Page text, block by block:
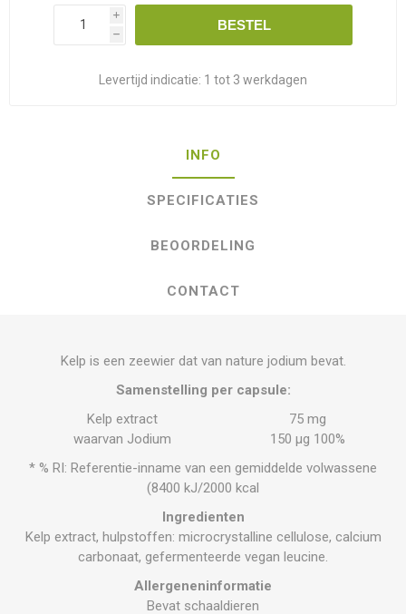
i
h
BESTEL
Levertijd indicatie: 1 tot 3 werkdagen
INFO
SPECIFICATIES
BEOORDELING
CONTACT
Kelp is een zeewier dat van nature jodium bevat.
Samenstelling per capsule:
Kelp extract
75 mg
waarvan Jodium
150 μg 100%
* % RI: Referentie-inname van een gemiddelde volwassene
(8400 kJ/2000 kcal
Ingredienten
Kelp extract, hulpstoffen: microcrystalline cellulose, calcium
carbonaat, gefermenteerde vegan leucine.
Allergeneninformatie
Bevat schaaldieren